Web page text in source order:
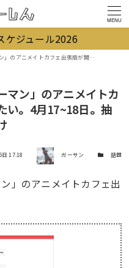
MENU
ケジュール2026
開催されるみたい。4月17~18日。抽選予約制。大阪ではここだけ
マン」のアニメイトカ
い。4月17~18日。抽
17:18 著者 ガーサン カテゴリー
話題
」のアニメイトカフェ出